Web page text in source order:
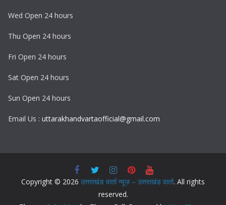
Wed Open 24 hours
Thu Open 24 hours
Fri Open 24 hours
Sat Open 24 hours
Sun Open 24 hours
Email Us : uttarakhandvartaofficial@gmail.com
Copyright © 2026 उत्तराखंड वार्ता न्यूज़ – उत्तराखंड वार्ता. All rights
reserved.